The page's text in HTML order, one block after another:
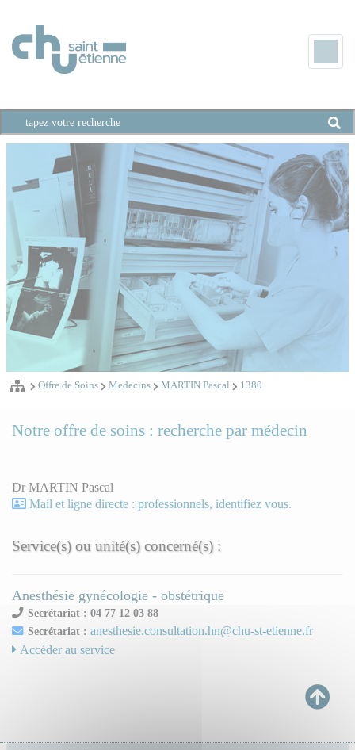
Offre de Soins Medecins MARTIN Pascal 1380
Notre offre de soins : recherche par médecin
Dr MARTIN Pascal
Mail et ligne directe : professionnels, identifiez vous.
Service(s) ou unité(s) concerné(s) :
Anesthésie gynécologie - obstétrique
Secrétariat : 04 77 12 03 88
Secrétariat :anesthesie.consultation.hn@chu-st-etienne.fr
Accéder au service